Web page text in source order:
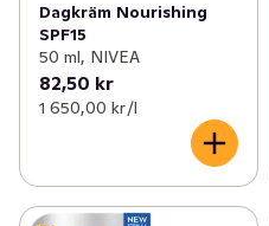
Dagkräm Nourishing
SPF15
50 ml, NIVEA
82,50 kr
1 650,00 kr /l